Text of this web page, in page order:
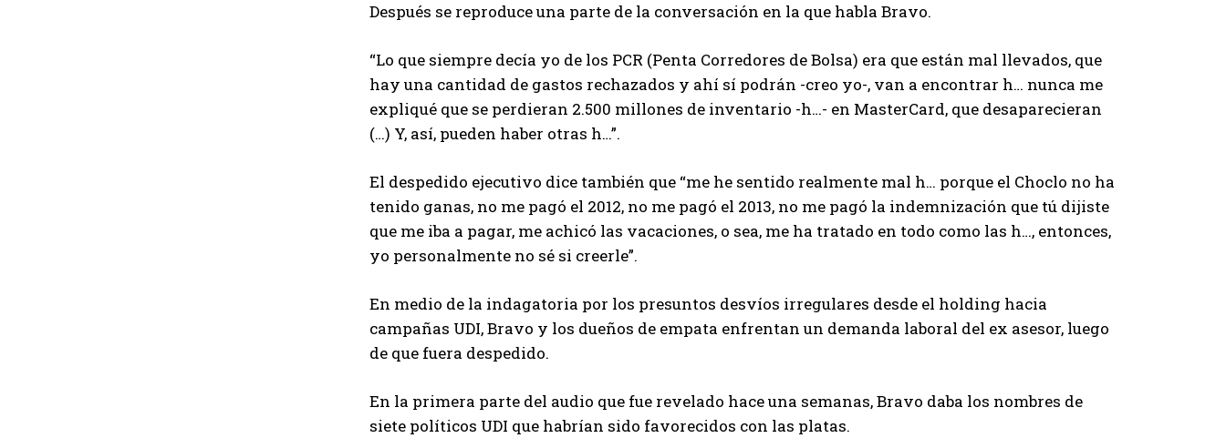
Después se reproduce una parte de la conversación en la que habla Bravo.
“Lo que siempre decía yo de los PCR (Penta Corredores de Bolsa) era que están mal llevados, que
hay una cantidad de gastos rechazados y ahí sí podrán -creo yo-, van a encontrar h… nunca me
expliqué que se perdieran 2.500 millones de inventario -h…- en MasterCard, que desaparecieran
(…) Y, así, pueden haber otras h…”.
El despedido ejecutivo dice también que “me he sentido realmente mal h… porque el Choclo no ha
tenido ganas, no me pagó el 2012, no me pagó el 2013, no me pagó la indemnización que tú dijiste
que me iba a pagar, me achicó las vacaciones, o sea, me ha tratado en todo como las h…, entonces,
yo personalmente no sé si creerle”.
En medio de la indagatoria por los presuntos desvíos irregulares desde el holding hacia
campañas UDI, Bravo y los dueños de empata enfrentan un demanda laboral del ex asesor, luego
de que fuera despedido.
En la primera parte del audio que fue revelado hace una semanas, Bravo daba los nombres de
siete políticos UDI que habrían sido favorecidos con las platas.